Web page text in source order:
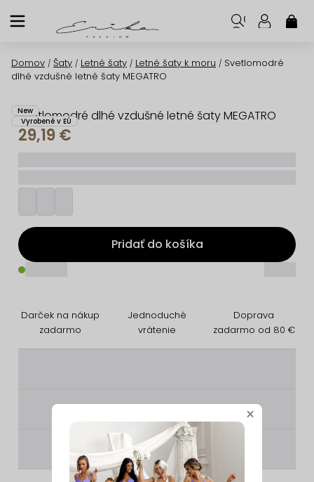
na
Domov / Šaty / Letné šaty / Letné šaty k moru / Svetlomodré
dlhé vzdušné letné šaty MEGATRO
Svetlomodré dlhé vzdušné letné šaty MEGATRO
New
Vyrobené v EÚ
29,19 €
Pridať do košíka
Darček na nákup
zadarmo
Jednoduché
vrátenie
Doprava
zadarmo od 80 €
________ ×